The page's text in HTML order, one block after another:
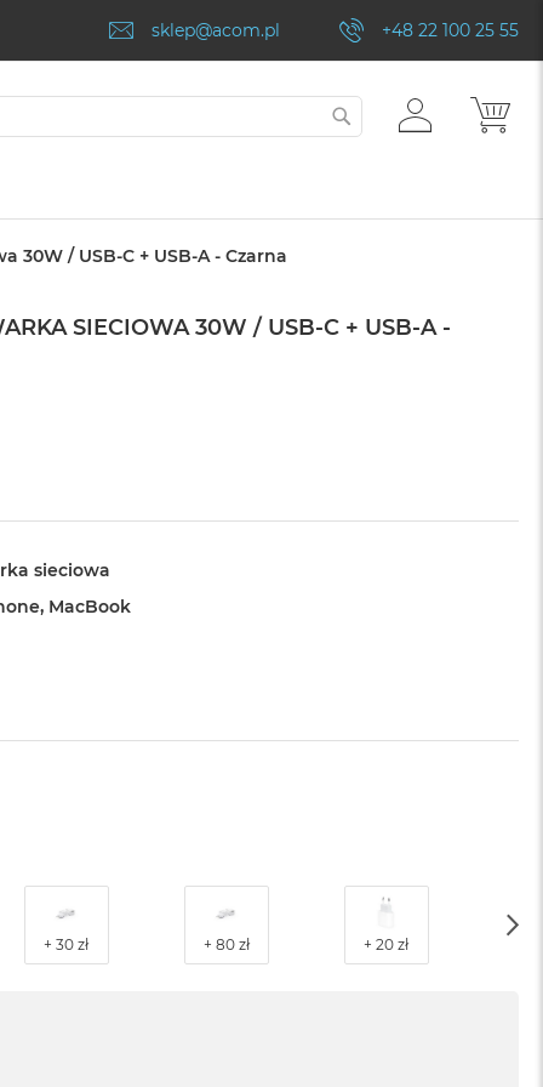
sklep@acom.pl +48 22 100 25 55
ZALOGUJ
SIĘ
SZUKAJ
30W / USB-C + USB-A - Czarna
SIECIOWA 30W / USB-C + USB-A -
sieciowa
MacBook